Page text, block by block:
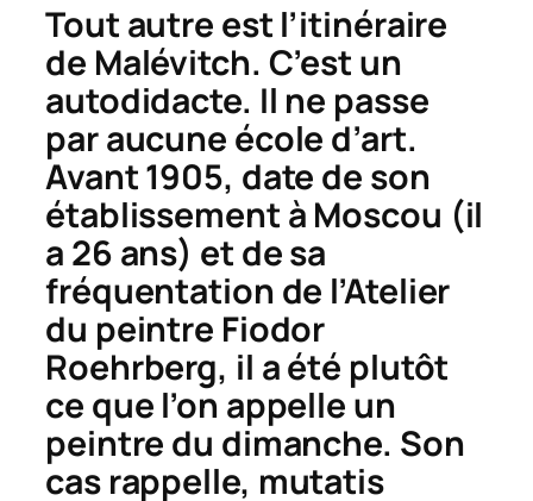
Tout autre est l’itinéraire
de Malévitch. C’est un
autodidacte. Il ne passe
par aucune école d’art.
Avant 1905, date de son
établissement à Moscou (il
a 26 ans) et de sa
fréquentation de l’Atelier
du peintre Fiodor
Roehrberg, il a été plutôt
ce que l’on appelle un
peintre du dimanche. Son
cas rappelle, mutatis